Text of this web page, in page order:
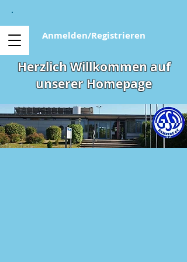
Anmelden/Registrieren
Herzlich Willkommen auf
unserer Homepage